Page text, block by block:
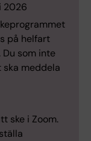
2026
på helfart
som inte
meddela
ske i Zoom.